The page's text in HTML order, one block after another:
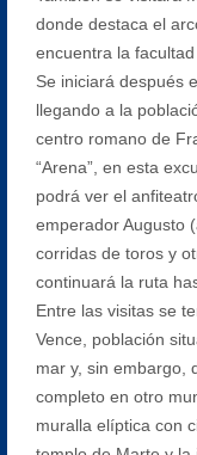
donde destaca el
encuentra la
Se iniciará después
llegando a la
centro romano de
“Arena”, en esta
podrá ver el
emperador Augusto
corridas de toros y
continuará la ruta
Entre las visitas se
Vence, población
mar y, sin embargo,
completo en otro
muralla elíptica con